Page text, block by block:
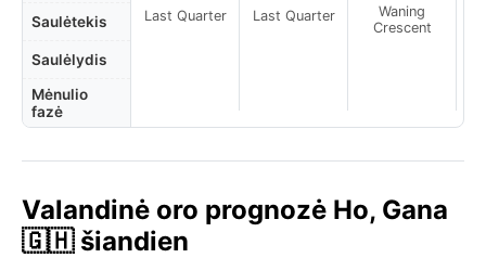
Saulėtekis
Saulėlydis
Mėnulio
fazė
Last Quarter Last Quarter
Waning
Crescent
Valandinė oro prognozė Ho, Gana
🇬🇭 šiandien